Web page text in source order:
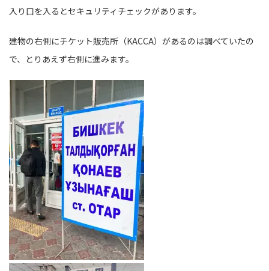
入り口を入るとセキュリティチェックがあります。
建物の右側にチケット販売所（KACCA）があるのは調べていたの
で、とりあえず右側に進みます。